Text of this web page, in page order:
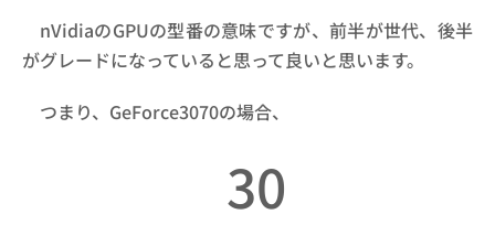
nVidiaのGPUの型番の意味ですが、前半が世代、後半
がグレードになっていると思って良いと思います。
つまり、GeForce3070の場合、
30